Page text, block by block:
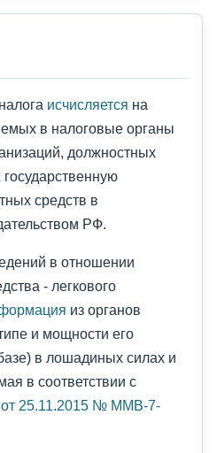
исчисляется на
в налоговые органы
должностных
средств в
РФ.
в отношении
- легкового
из органов
и мощности его
в лошадиных силах и
в соответствии с
25.11.2015 № ММВ-7-